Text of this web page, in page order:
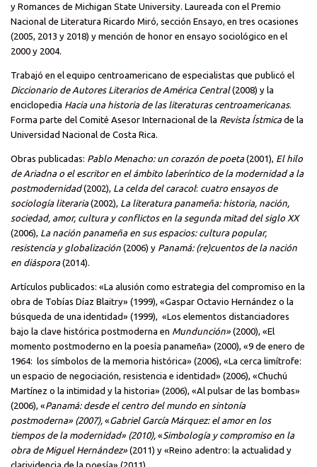
y Romances de Michigan State University. Laureada con el Premio
Nacional de Literatura Ricardo Miró, sección Ensayo, en tres ocasiones
(2005, 2013 y 2018) y mención de honor en ensayo sociológico en el
2000 y 2004.
Trabajó en el equipo centroamericano de especialistas que publicó el
Diccionario de Autores Literarios de América Central(2008) y la
enciclopedia Hacia una historia de las literaturas centroamericanas.
Forma parte del Comité Asesor Internacional de la Revista Ístmica de la
Universidad Nacional de Costa Rica.
Obras publicadas: Pablo Menacho: un corazón de poeta (2001), El hilo
de Ariadna o el escritor en el ámbito laberíntico de la modernidad a la
postmodernidad(2002), La celda del caracol: cuatro ensayos de
sociología literaria (2002), La literatura panameña: historia, nación,
sociedad, amor, cultura y conflictos en la segunda mitad del siglo XX
(2006), La nación panameña en sus espacios: cultura popular,
resistencia y globalización (2006) y Panamá: (re)cuentos de la nación
en diáspora (2014).
Artículos publicados: «La alusión como estrategia del compromiso en la
obra de Tobías Díaz Blaitry» (1999), «Gaspar Octavio Hernández o la
búsqueda de una identidad» (1999), «Los elementos distanciadores
bajo la clave histórica postmoderna en Mundunción» (2000), «El
momento postmoderno en la poesía panameña» (2000), «9 de enero de
1964: los símbolos de la memoria histórica» (2006), «La cerca limítrofe:
un espacio de negociación, resistencia e identidad» (2006), «Chuchú
Martínez o la intimidad y la historia» (2006), «Al pulsar de las bombas»
(2006), «Panamá: desde el centro del mundo en sintonía
postmoderna» (2007), «Gabriel García Márquez: el amor en los
tiempos de la modernidad» (2010), «Simbología y compromiso en la
obra de Miguel Hernández» (2011) y «Reino adentro: la actualidad y